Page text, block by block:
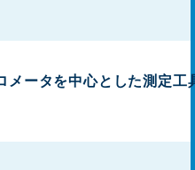
メータを中心とした測定工